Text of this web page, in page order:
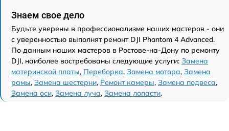
Знаем свое дело
Будьте уверены в профессионализме наших мастеров - они
с уверенностью выполнят ремонт DJI Phantom 4 Advanced.
По данным наших мастеров в Ростове-на-Дону по ремонту
DJI, наиболее востребованы следующие услуги: Замена
материнской платы, Переборка, Замена мотора, Замена
рамы, Замена шестерни, Ремонт камеры, Замена подвеса,
Замена оси, Замена луча, Замена лопасти.